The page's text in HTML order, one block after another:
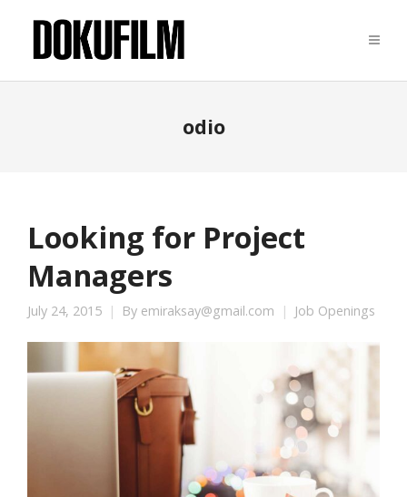
odio
Looking for Project
Managers
July 24, 2015 By emiraksay@gmail.com Job Openings